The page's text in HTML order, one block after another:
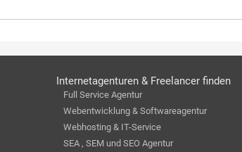
Internetagenturen & Freelancer finden
Full Service Agentur
Webentwicklung & Softwareagentur
Webhosting & IT-Service
SEA , SEM und SEO Agentur